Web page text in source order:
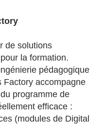
de solutions
la formation.
pédagogique
Factory accompagne
programme de
efficace :
(modules de Digital